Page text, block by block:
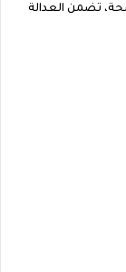
تضمن العدالة